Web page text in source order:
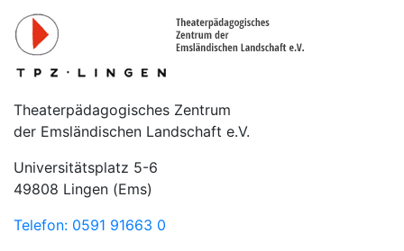
Theaterpädagogisches Zentrum
der Emsländischen Landschaft e.V.
Universitätsplatz 5-6
49808 Lingen (Ems)
Telefon: 0591 91663 0